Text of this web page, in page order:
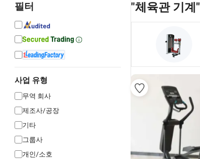
필터
사업 유형
무역 회사
제조사/공장
기타
그룹사
개인/소호
"체육관 기계"